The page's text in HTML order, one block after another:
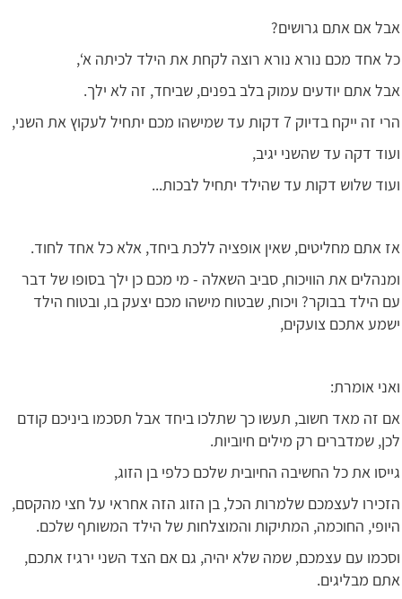
אבל אם אתם גרושים?
כל אחד מכם נורא נורא רוצה לקחת את הילד לכיתה א‘,
אבל אתם יודעים עמוק בלב בפנים, שביחד, זה לא ילך.
הרי זה ייקח בדיוק 7 דקות עד שמישהו מכם יתחיל לעקוץ את השני,
ועוד דקה עד שהשני יגיב,
ועוד שלוש דקות עד שהילד יתחיל לבכות...
אז אתם מחליטים, שאין אופציה ללכת ביחד, אלא כל אחד לחוד.
ומנהלים את הוויכוח, סביב השאלה - מי מכם כן ילך בסופו של דבר
עם הילד בבוקר? ויכוח, שבטוח מישהו מכם יצעק בו, ובטוח הילד
ישמע אתכם צועקים,
ואני אומרת:
אם זה מאד חשוב, תעשו כך שתלכו ביחד אבל תסכמו ביניכם קודם
לכן, שמדברים רק מילים חיוביות.
גייסו את כל החשיבה החיובית שלכם כלפי בן הזוג,
הזכירו לעצמכם שלמרות הכל, בן הזוג הזה אחראי על חצי מהקסם,
היופי, החוכמה, המתיקות והמוצלחות של הילד המשותף שלכם.
וסכמו עם עצמכם, שמה שלא יהיה, גם אם הצד השני ירגיז אתכם,
אתם מבליגים.